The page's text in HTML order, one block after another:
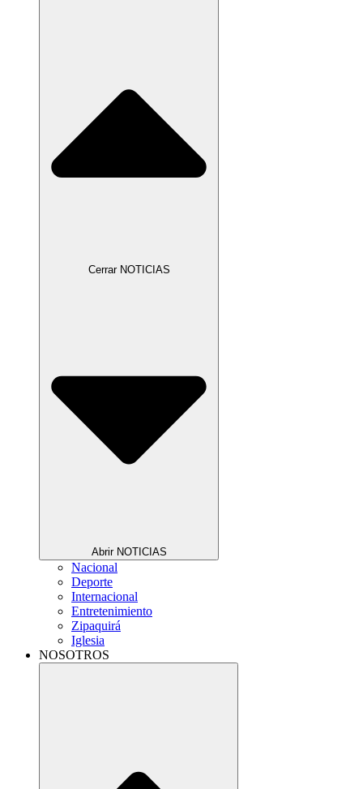
Cerrar NOTICIAS
Abrir NOTICIAS
Nacional
Deporte
Internacional
Entretenimiento
Zipaquirá
Iglesia
NOSOTROS